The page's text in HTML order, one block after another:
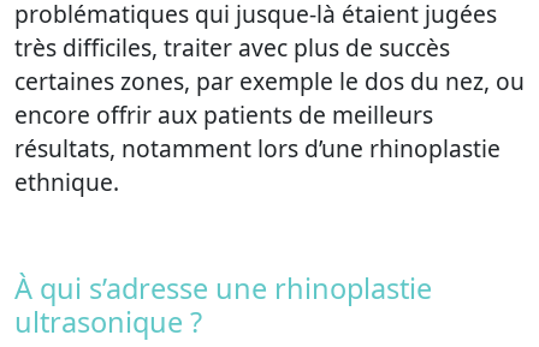
problématiques qui jusque-là étaient jugées
très difficiles, traiter avec plus de succès
certaines zones, par exemple le dos du nez, ou
encore offrir aux patients de meilleurs
résultats, notamment lors d’une rhinoplastie
ethnique.
À qui s’adresse une rhinoplastie
ultrasonique ?